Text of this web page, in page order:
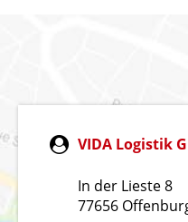
VIDA Logistik
In der Lieste 8
77656